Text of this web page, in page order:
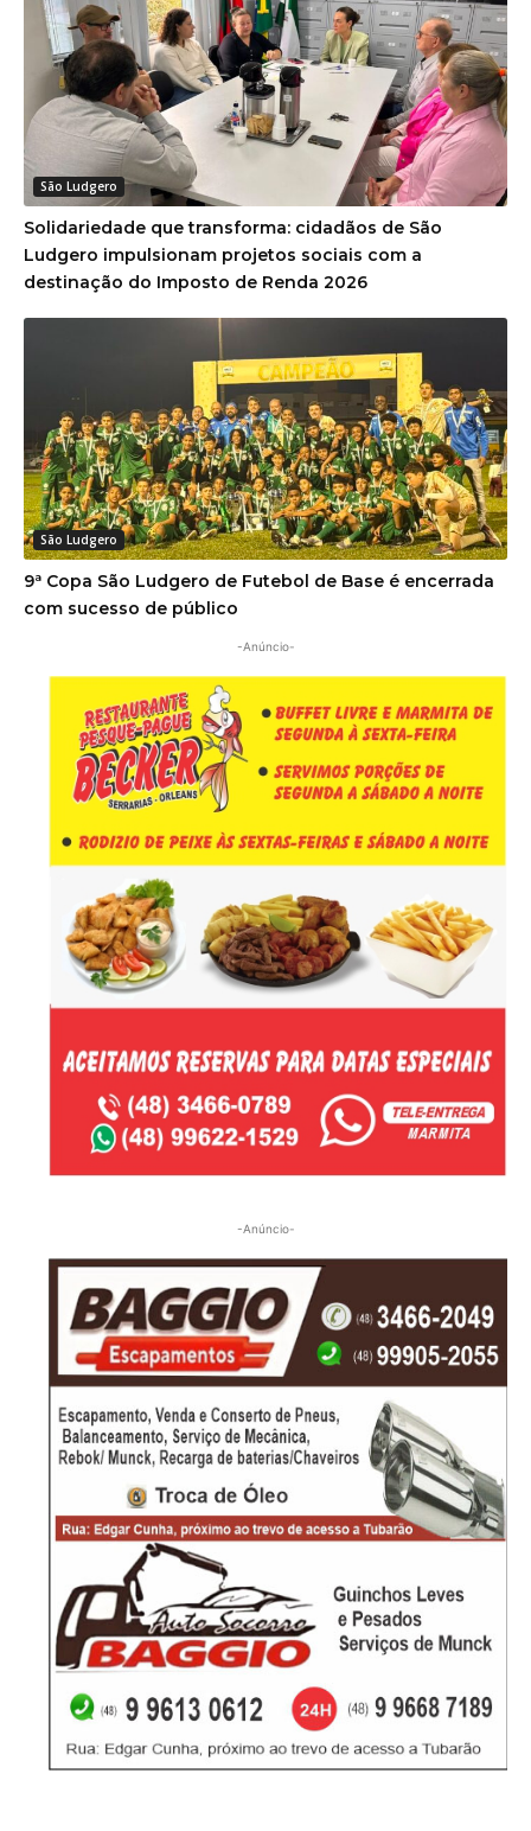
São Ludgero
Solidariedade que transforma: cidadãos de São
Ludgero impulsionam projetos sociais com a
destinação do Imposto de Renda 2026
São Ludgero
9ª Copa São Ludgero de Futebol de Base é encerrada
com sucesso de público
-Anúncio-